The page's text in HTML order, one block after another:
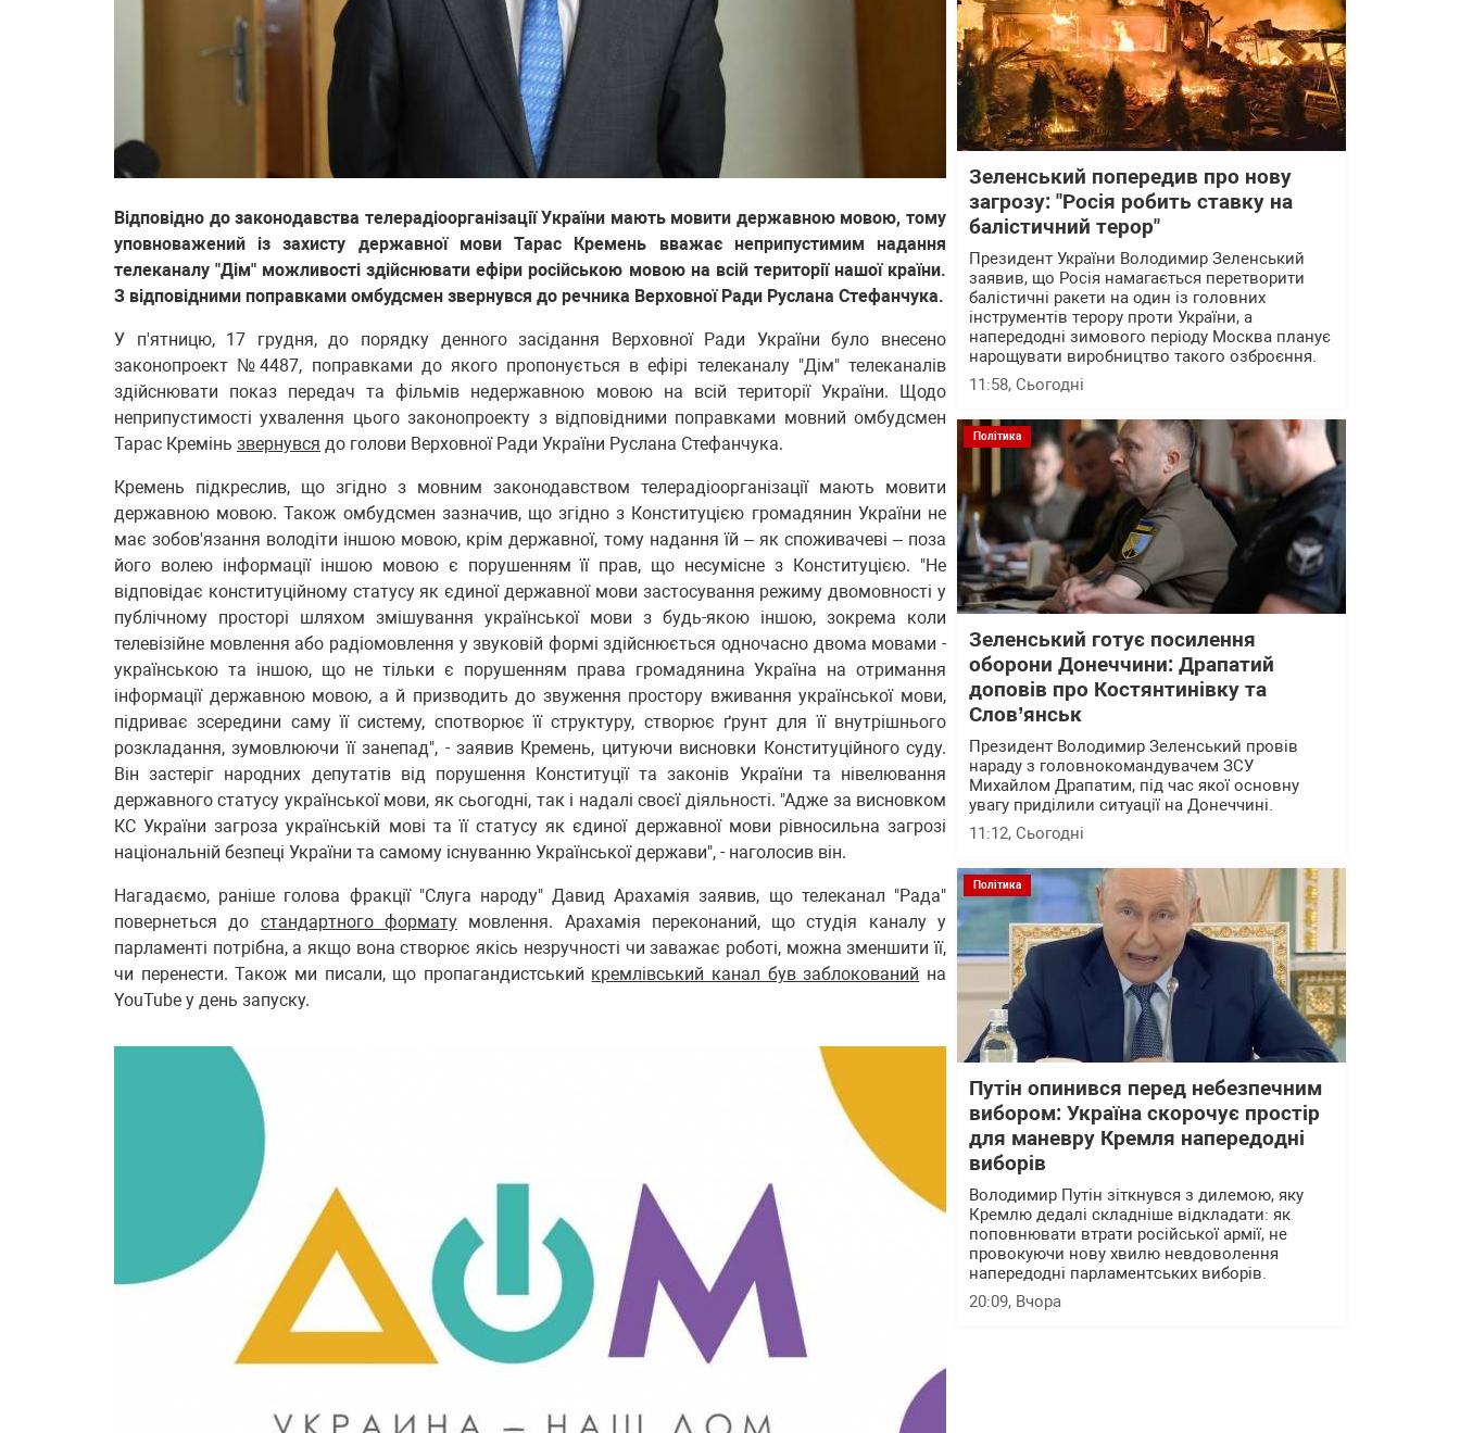
Відповідно до законодавства телерадіоорганізації України мають мовити державною мовою, тому
уповноважений із захисту державної мови Тарас Кремень вважає неприпустимим надання
телеканалу "Дім" можливості здійснювати ефіри російською мовою на всій території нашої країни.
З відповідними поправками омбудсмен звернувся до речника Верховної Ради Руслана Стефанчука.
У п'ятницю, 17 грудня, до порядку денного засідання Верховної Ради України було внесено
законопроект №4487, поправками до якого пропонується в ефірі телеканалу "Дім" телеканалів
здійснювати показ передач та фільмів недержавною мовою на всій території України. Щодо
неприпустимості ухвалення цього законопроекту з відповідними поправками мовний омбудсмен
Тарас Кремінь звернувся до голови Верховної Ради України Руслана Стефанчука.
Кремень підкреслив, що згідно з мовним законодавством телерадіоорганізації мають мовити
державною мовою. Також омбудсмен зазначив, що згідно з Конституцією громадянин України не
має зобов'язання володіти іншою мовою, крім державної, тому надання їй – як споживачеві – поза
його волею інформації іншою мовою є порушенням її прав, що несумісне з Конституцією. "Не
відповідає конституційному статусу як єдиної державної мови застосування режиму двомовності у
публічному просторі шляхом змішування української мови з будь-якою іншою, зокрема коли
телевізійне мовлення або радіомовлення у звуковій формі здійснюється одночасно двома мовами -
українською та іншою, що не тільки є порушенням права громадянина Україна на отримання
інформації державною мовою, а й призводить до звуження простору вживання української мови,
підриває зсередини саму її систему, спотворює її структуру, створює ґрунт для її внутрішнього
розкладання, зумовлюючи її занепад", - заявив Кремень, цитуючи висновки Конституційного суду.
Він застеріг народних депутатів від порушення Конституції та законів України та нівелювання
державного статусу української мови, як сьогодні, так і надалі своєї діяльності. "Адже за висновком
КС України загроза українській мові та її статусу як єдиної державної мови рівносильна загрозі
національній безпеці України та самому існуванню Української держави", - наголосив він.
Нагадаємо, раніше голова фракції "Слуга народу" Давид Арахамія заявив, що телеканал "Рада"
повернеться до стандартного форматумовлення. Арахамія переконаний, що студія каналу у
парламенті потрібна, а якщо вона створює якісь незручності чи заважає роботі, можна зменшити її,
чи перенести. Також ми писали, що пропагандистський кремлівський канал був заблокований на
YouTube у день запуску.
Зеленський попередив про нову
загрозу: "Росія робить ставку на
балістичний терор"
Президент України Володимир Зеленський
заявив, що Росія намагається перетворити
балістичні ракети на один із головних
інструментів терору проти України, а
напередодні зимового періоду Москва планує
нарощувати виробництво такого озброєння.
11:58, Сьогодні
Політика
Зеленський готує посилення
оборони Донеччини: Драпатий
доповів про Костянтинівку та
Слов’янськ
Президент Володимир Зеленський провів
нараду з головнокомандувачем ЗСУ
Михайлом Драпатим, під час якої основну
увагу приділили ситуації на Донеччині.
11:12, Сьогодні
Політика
Путін опинився перед небезпечним
вибором: Україна скорочує простір
для маневру Кремля напередодні
виборів
Володимир Путін зіткнувся з дилемою, яку
Кремлю дедалі складніше відкладати: як
поповнювати втрати російської армії, не
провокуючи нову хвилю невдоволення
напередодні парламентських виборів.
20:09, Вчора